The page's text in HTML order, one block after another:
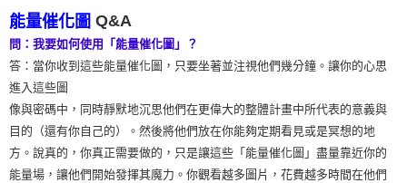
能量催化圖 Q&A
問：我要如何使用「能量催化圖」？
答：當你收到這些能量催化圖，只要坐著並注視他們幾分鐘。讓你的心思
進入這些圖
像與密碼中，同時靜默地沉思他們在更偉大的整體計畫中所代表的意義與
目的（還有你自己的）。然後將他們放在你能夠定期看見或是冥想的地
方。說真的，你真正需要做的，只是讓這些「能量催化圖」盡量靠近你的
能量場，讓他們開始發揮其魔力。你觀看越多圖片，花費越多時間在他們